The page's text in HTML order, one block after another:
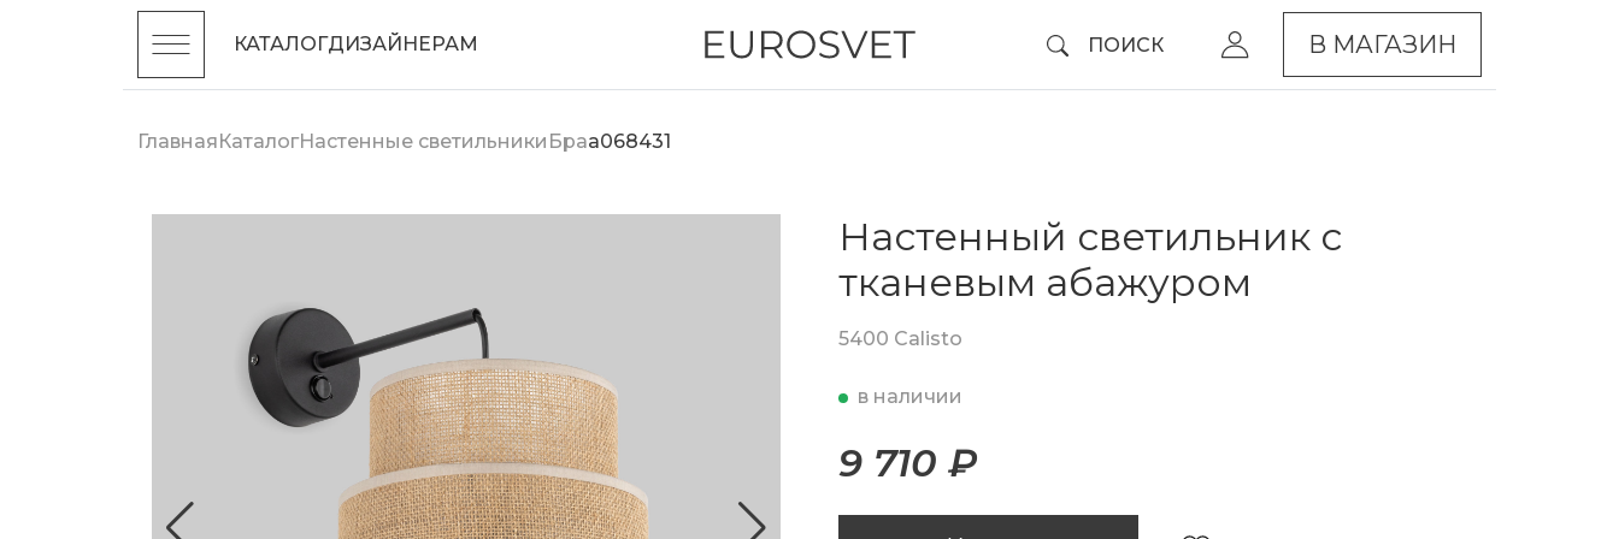
КАТАЛОГДИЗАЙНЕРАМ ПОИСК В МАГАЗИН
ГлавнаяКаталогНастенные светильники Браa068431
Настенный светильник с
тканевым абажуром
5400 Calisto
в наличии
9 710 ₽